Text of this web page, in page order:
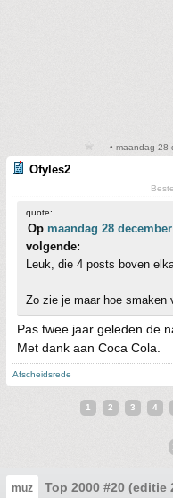
• maandag 28
Ofyles2
quote:
Op maandag 28
volgende:
Leuk, die 4 posts boven
Zo zie je maar hoe smaken
Pas twee jaar geleden de
Met dank aan Coca Cola.
Afscheidsrede
1 2 3 4
muz Top 2000 #20